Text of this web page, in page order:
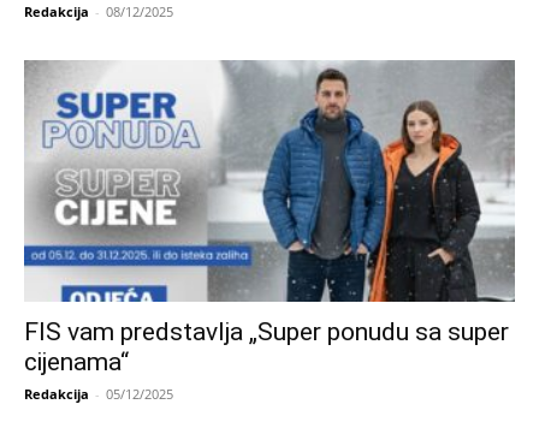
Redakcija - 08/12/2025
FIS vam predstavlja „Super ponudu sa super
cijenama“
Redakcija - 05/12/2025